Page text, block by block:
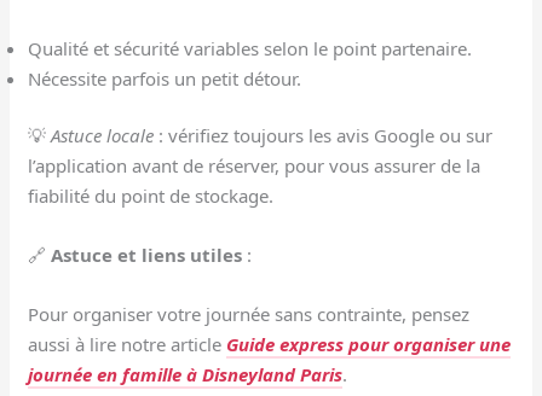
Qualité et sécurité variables selon le point partenaire.
Nécessite parfois un petit détour.
💡Astuce locale : vérifiez toujours les avis Google ou sur
l’application avant de réserver, pour vous assurer de la
fiabilité du point de stockage.
🔗Astuce et liens utiles :
Pour organiser votre journée sans contrainte, pensez
aussi à lire notre article Guide express pour organiser une
journée en famille à Disneyland Paris.